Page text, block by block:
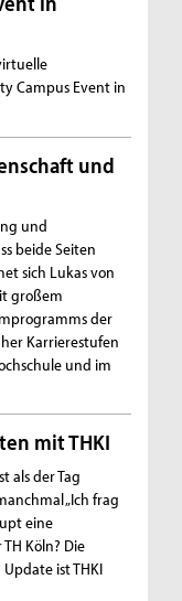
Campus Event in
und
und
beide Seiten
sich Lukas von
großem
der
Karrierestufen
und im
mit THKI
als der Tag
„Ich frag
eine
Köln? Die
ist THKI